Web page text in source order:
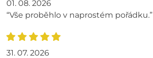
01. 08. 2026
“Vše proběhlo v naprostém pořádku.”
31. 07. 2026